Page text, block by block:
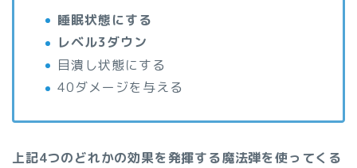
睡眠状態にする
レベル3ダウン
目潰し状態にする
40ダメージを与える
上記4つのどれかの効果を発揮する魔法弾を使ってくる